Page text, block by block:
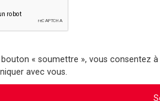
bouton « soumettre », vous
avec vous.